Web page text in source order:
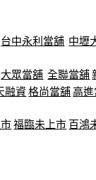
台中永利當舖 中壢
大眾當舖 全聯當舖
融資格尚當舖高
福臨未上市 百鴻